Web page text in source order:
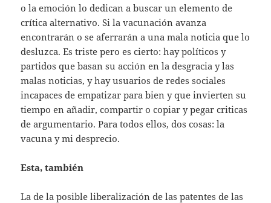
o la emoción lo dedican a buscar un elemento de
crítica alternativo. Si la vacunación avanza
encontrarán o se aferrarán a una mala noticia que lo
desluzca. Es triste pero es cierto: hay políticos y
partidos que basan su acción en la desgracia y las
malas noticias, y hay usuarios de redes sociales
incapaces de empatizar para bien y que invierten su
tiempo en añadir, compartir o copiar y pegar criticas
de argumentario. Para todos ellos, dos cosas: la
vacuna y mi desprecio.
Esta, también
La de la posible liberalización de las patentes de las